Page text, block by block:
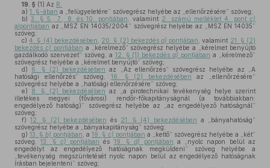
19. § (1) Az R.
a) 1. §-ában a „felügyeletére” szövegrész helyébe az „ellenőrzésére” szöveg;
b) 3. § 5., 7., 8. és 10. pontjában , valamint 2. számú melléklet 4. pontc)
alpontjában az „MSZ EN 14035/2004” szövegrész helyébe az „MSZ EN 14035”
szöveg;
c) 4. § (4) bekezdésében 20. § (2) bekezdés a) pontjában , valamint 21. § (2)
bekezdés c) pontjában a „kérelmező” szövegrész helyébe a „kérelmet benyújtó
gazdálkodó szervezet” szöveg, a 12. § (1) bekezdésa) pontjában a „kérelmező”
szövegrész helyébe a „kérelmet benyújtó” szöveg;
d)
6. § (2) bekezdésében az „Az ellenőrzés” szövegrész helyébe az „A
hatósági ellenőrzés” szöveg, 16. § (2) bekezdésében az „ellenőrzésére”
szövegrész helyébe a „hatósági ellenőrzésére” szöveg;
e)
8. § (2) bekezdésében az „a pirotechnikai tevékenység helye szerint
illetékes megyei (fővárosi) rendőr-főkapitányságnál (a továbbiakban:
engedélyező hatóság)” szövegrész helyébe az „az engedélyező hatóságnál”
szöveg;
f) 12. § (2) bekezdésében és 21. § (4) bekezdésében a „bányahatóság”
szövegrész helyébe a „bányakapitányság” szöveg;
g) 13. § b) pontjában , a 19. § c) pontjában a „kettő” szövegrész helyébe a „két”
szöveg,13. § c) pontjában és 19. §d) pontjában a „nyolc napon belül az
engedélyt az engedélyező hatóságnak megküldeni” szöveg helyébe a
„tevékenység megszüntetését nyolc napon belül az engedélyező hatóságnak
írásban bejelenteni” szöveg;